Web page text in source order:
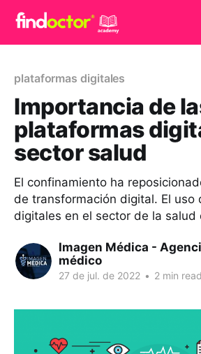
plataformas digitales
Importancia de
plataformas
sector salud
El confinamiento ha
de transformación digital. El uso
digitales en el sector de la salud
Imagen Médica -
médico
27 de jul. de 2022 • 2 min read